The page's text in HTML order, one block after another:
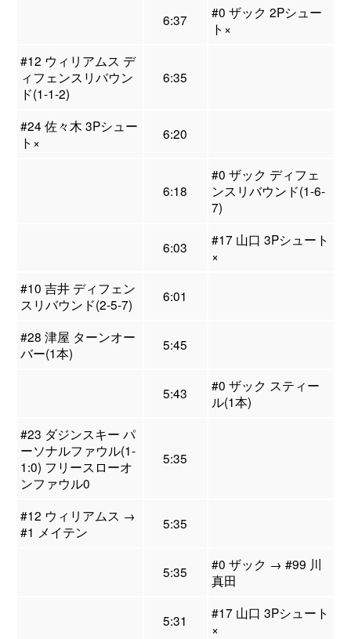
6:37
#0 ザック 2Pシュー
ト×
#12 ウィリアムス デ
ィフェンスリバウン
ド(1-1-2)
6:35
#24 佐々木 3Pシュー
ト×
6:20
6:18
#0 ザック ディフェ
ンスリバウンド(1-6-
7)
6:03
#17 山口 3Pシュート
×
#10 吉井 ディフェン
スリバウンド(2-5-7)
6:01
#28 津屋 ターンオー
バー(1本)
5:45
5:43
#0 ザック スティー
ル(1本)
#23 ダジンスキー パ
ーソナルファウル(1-
1:0) フリースローオ
ンファウル0
5:35
#12 ウィリアムス →
#1 メイテン
5:35
5:35
#0 ザック → #99 川
真田
5:31
#17 山口 3Pシュート
×